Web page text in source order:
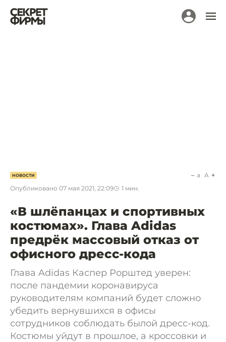
НОВОСТИ
Опубликовано 07 мая 2021, 22:09 1 мин.
a A
«В шлёпанцах и спортивных
костюмах». Глава Adidas
предрёк массовый отказ от
офисного дресс-кода
Глава Adidas Каспер Рорштед уверен:
после пандемии коронавируса
руководителям компаний будет сложно
убедить вернувшихся в офисы
сотрудников соблюдать былой дресс-код.
Костюмы уйдут в прошлое, а кроссовки и